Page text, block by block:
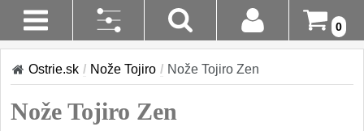
0
Stav
Objednávky
Prihlásenie
Akcia!
Kuchyňské nôže
Cena:
€
- €
Ostrie.sk / Nože Tojiro / Nože Tojiro Zen
Nože Tojiro Zen